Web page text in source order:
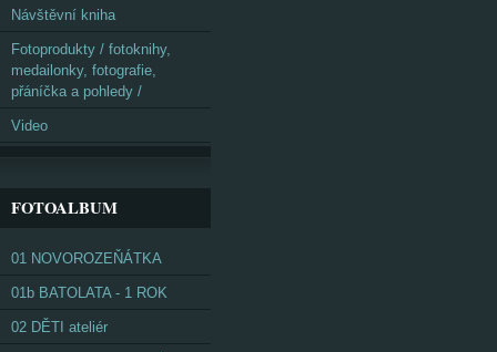
Návštěvní kniha
Fotoprodukty / fotoknihy,
medailonky, fotografie,
přáníčka a pohledy /
Video
FOTOALBUM
01 NOVOROZEŇÁTKA
01b BATOLATA - 1 ROK
02 DĚTI ateliér